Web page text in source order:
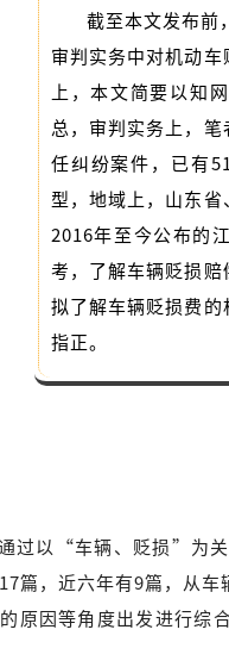
截至本文发布前
审判实务中对机动
上，本文简要以知
总，审判实务上，
任纠纷案件，已有
型，地域上，山东
2016年至今公布的
考，了解车辆贬损
拟了解车辆贬损费
指正。
过以“车辆、贬损”为关
篇，近六年有9篇，从
原因等角度出发进行综